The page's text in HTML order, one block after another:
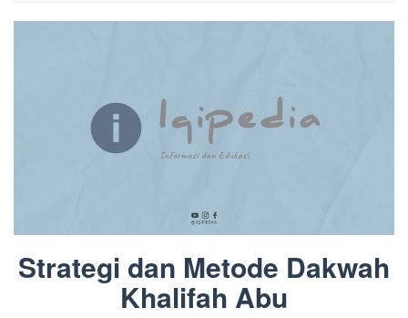
Strategi dan Metode Dakwah
Khalifah Abu